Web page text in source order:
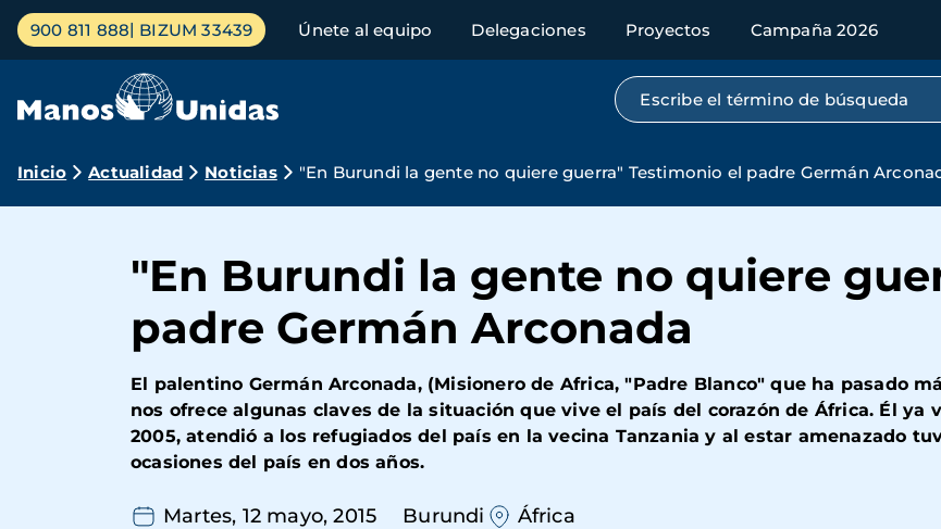
Pasar
contenido
Menú
principal
900 811 888 BIZUM 33439 Únete al equipo Delegaciones Proyectos Campaña 2026
Búsqueda por texto completo
Ruta
navegación
Inicio Actualidad Noticias "En Burundi la gente no quiere guerra" Testimonio el padre Germán
"En Burundi la gente no quiere
padre Germán Arconada
El palentino Germán Arconada, (Misionero de Africa, "Padre Blanco" que ha pasado
nos ofrece algunas claves de la situación que vive el país del corazón de África. Él ya
2005, atendió a los refugiados del país en la vecina Tanzania y al estar amenazado
ocasiones del país en dos años.
Martes, 12 mayo, 2015 Burundi África